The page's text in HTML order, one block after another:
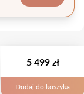
Opis
5 499 zł
Dodaj do koszyka